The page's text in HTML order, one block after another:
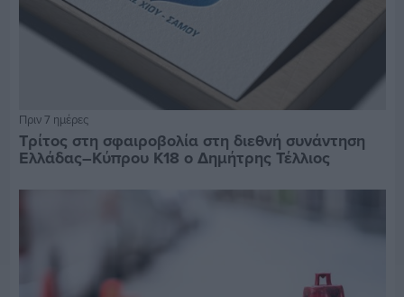
Πριν 7 ημέρες
Τρίτος στη σφαιροβολία στη διεθνή συνάντηση
Ελλάδας–Κύπρου Κ18 ο Δημήτρης Τέλλιος